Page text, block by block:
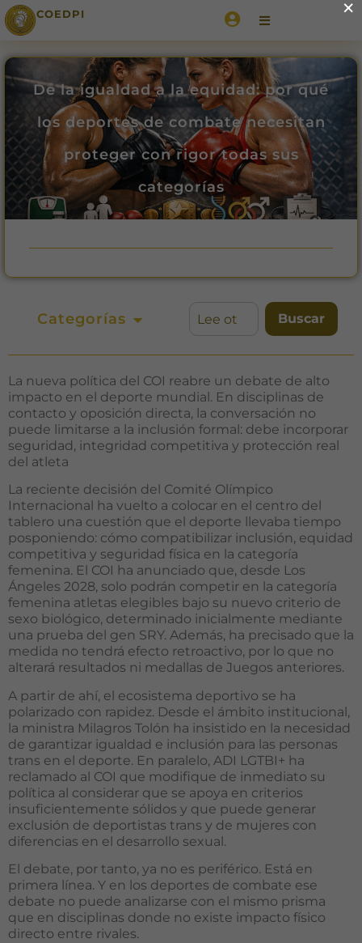
COEDPI
De la igualdad a la equidad: por qué
los deportes de combate necesitan
proteger con rigor todas sus
categorías
Categorías Buscar
La nueva política del COI reabre un debate de alto
impacto en el deporte mundial. En disciplinas de
contacto y oposición directa, la conversación no
puede limitarse a la inclusión formal: debe incorporar
seguridad, integridad competitiva y protección real
del atleta
La reciente decisión del Comité Olímpico
Internacional ha vuelto a colocar en el centro del
tablero una cuestión que el deporte llevaba tiempo
posponiendo: cómo compatibilizar inclusión, equidad
competitiva y seguridad física en la categoría
femenina. El COI ha anunciado que, desde Los
Ángeles 2028, solo podrán competir en la categoría
femenina atletas elegibles bajo su nuevo criterio de
sexo biológico, determinado inicialmente mediante
una prueba del gen SRY. Además, ha precisado que la
medida no tendrá efecto retroactivo, por lo que no
alterará resultados ni medallas de Juegos anteriores.
A partir de ahí, el ecosistema deportivo se ha
polarizado con rapidez. Desde el ámbito institucional,
la ministra Milagros Tolón ha insistido en la necesidad
de garantizar igualdad e inclusión para las personas
trans en el deporte. En paralelo, ADI LGTBI+ ha
reclamado al COI que modifique de inmediato su
política al considerar que se apoya en criterios
insuficientemente sólidos y que puede generar
exclusión de deportistas trans y de mujeres con
diferencias en el desarrollo sexual.
El debate, por tanto, ya no es periférico. Está en
primera línea. Y en los deportes de combate ese
debate no puede analizarse con el mismo prisma
que en disciplinas donde no existe impacto físico
directo entre rivales.
×